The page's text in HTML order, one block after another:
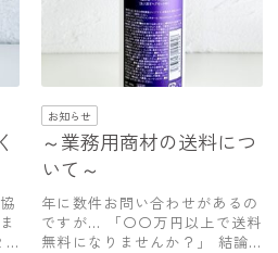
お知らせ
～業務用商材の送料につ
いて～
年に数件お問い合わせがあるの
ですが… 「〇〇万円以上で送料
無料になりませんか？」 結論